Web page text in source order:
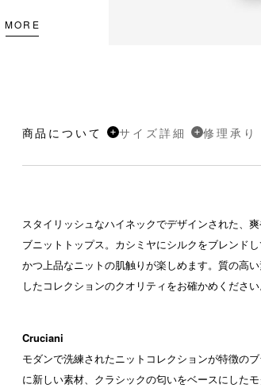
MORE
商品について サイズ詳細 修理承り
スタイリッシュなハイネックでデザインされた、
ブニットトップス。カシミヤにシルクをブレンド
かつ上品なニットの肌触りが楽しめます。質の高
したコレクションのクオリティをお確かめください
Cruciani
モダンで洗練されたニットコレクションが特徴の
に新しい素材、クラシックの匂いをベースにした